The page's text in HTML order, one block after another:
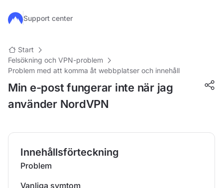
Hoppa till huvudinnehåll
Support center
Start
Felsökning och VPN-problem
Problem med att komma åt webbplatser och innehåll
Min e-post fungerar inte när jag
använder NordVPN
Innehållsförteckning
Problem
Vanliga symtom